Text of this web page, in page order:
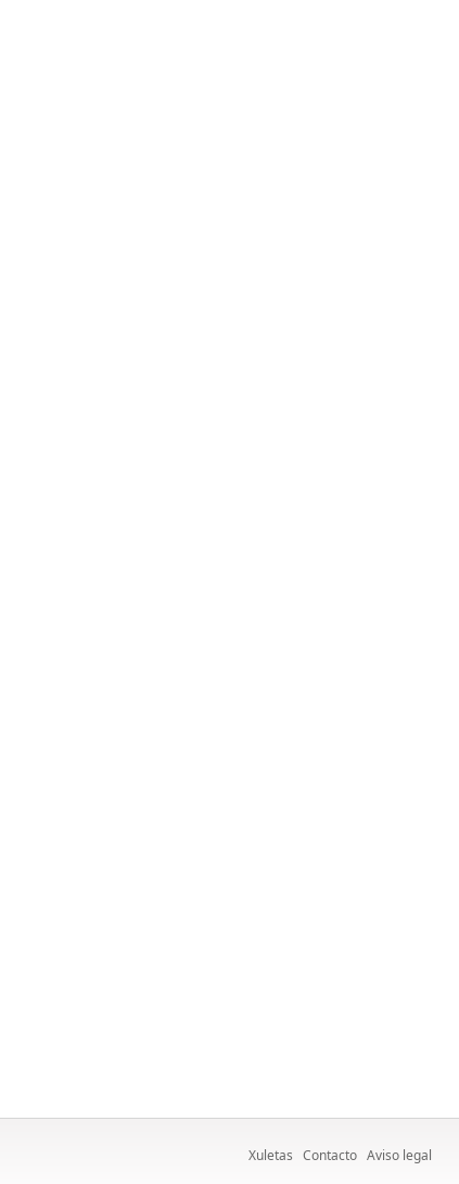
Xuletas Contacto Aviso legal